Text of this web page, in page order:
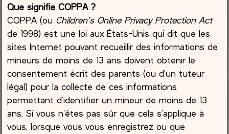
Que signifie COPPA ?
COPPA (ou Children’s Online Privacy Protection Act
de 1998) est une loi aux États-Unis qui dit que les
sites Internet pouvant recueillir des informations de
mineurs de moins de 13 ans doivent obtenir le
consentement écrit des parents (ou d’un tuteur
légal) pour la collecte de ces informations
permettant d’identifier un mineur de moins de 13
ans. Si vous n’êtes pas sûr que cela s’applique à
vous, lorsque vous vous enregistrez ou que